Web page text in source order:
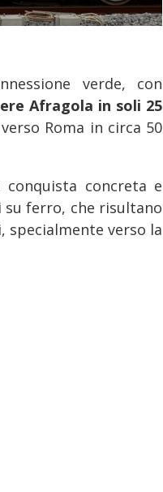
verde, con
Afragola in soli 25
Roma in circa 50
concreta e
ferro, che risultano
verso la